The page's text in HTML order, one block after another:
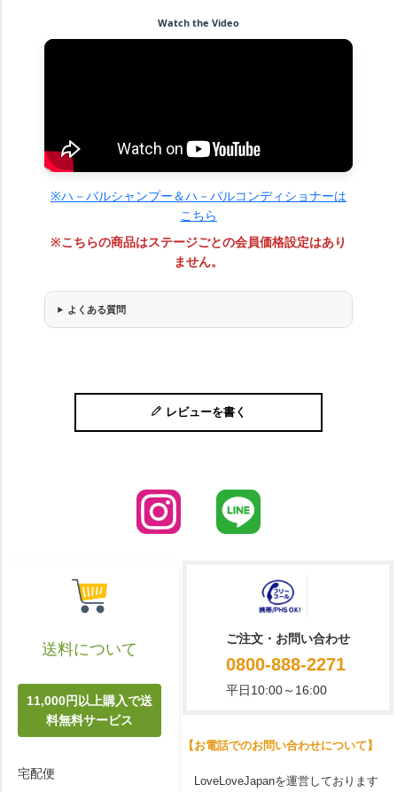
Watch the Video
※ハ－バルシャンプー＆ハ－バルコンディショナーは
こちら
※こちらの商品はステージごとの会員価格設定はあり
ません。
よくある質問
レビューを書く
送料について
11,000円以上購入で送
料無料サービス
宅配便
ご注文・お問い合わせ
0800-888-2271
平日10:00～16:00
【お電話でのお問い合わせについて】
LoveLoveJapanを運営しております